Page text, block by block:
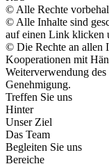
© Alle Rechte
© Alle Inhalte sind
auf einen Link klicken
© Die Rechte an allen
Kooperationen mit
Weiterverwendung
Genehmigung.
Treffen Sie uns
Hinter
Unser Ziel
Das Team
Begleiten Sie uns
Bereiche